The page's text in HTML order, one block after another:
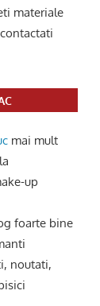
materiale
mai mult
up
foarte bine
noutati,